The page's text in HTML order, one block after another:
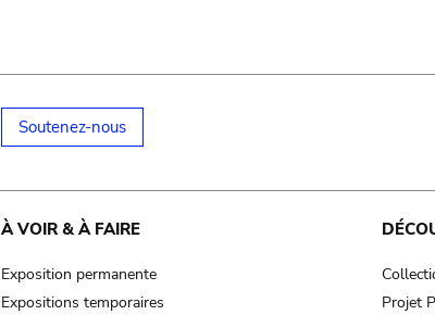
Soutenez-nous
À VOIR & À FAIRE
Exposition permanente
Expositions temporaires
Projet